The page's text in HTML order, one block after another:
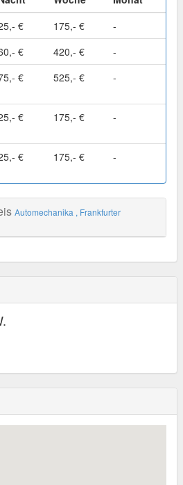
€ 175,- €
-
€ 420,- €
-
€ 525,- € -
€ 175,- € -
€ 175,- € -
Automechanika , Frankfurter